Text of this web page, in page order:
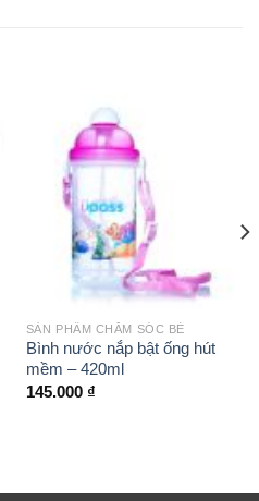
SẢN PHẨM CHĂM SÓC BÉ
Bình nước nắp bật ống hút
mềm – 420ml
145.000 ₫